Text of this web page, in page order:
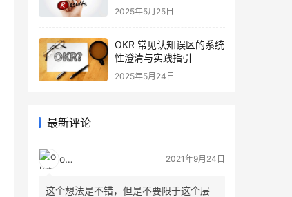
2025年5月25日
OKR 常见认知误区的系统
性澄清与实践指引
2025年5月24日
最新评论
okrt 2021年9月24日
这个想法是不错，但是不要限于这个层